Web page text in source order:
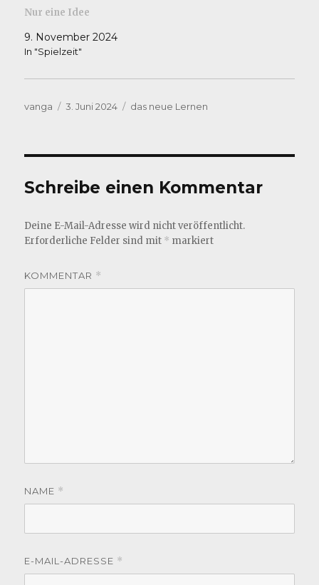
Nur eine Idee
9. November 2024
In "Spielzeit"
Autor
vanga
Veröffentlicht
3. Juni 2024 Kategorien
das neue Lernen
Schreibe einen Kommentar
Deine E-Mail-Adresse wird nicht veröffentlicht.
Erforderliche Felder sind mit * markiert
KOMMENTAR *
NAME *
E-MAIL-ADRESSE *